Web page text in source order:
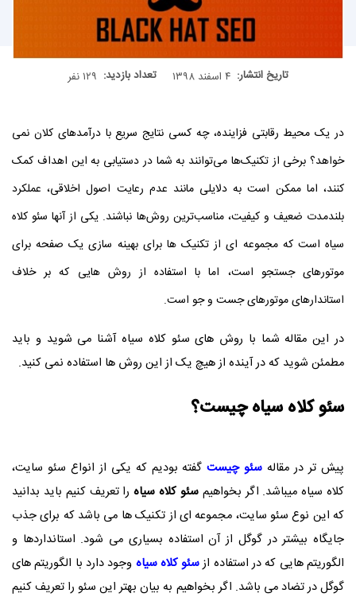
تاریخ انتشار: ۴ اسفند ۱۳۹۸ تعداد بازدید: ۱۲۹ نفر
در یک محیط رقابتی فزاینده، چه کسی نتایج سریع با درآمدهای کلان نمی
خواهد؟ برخی از تکنیک‌ها می‌توانند به شما در دستیابی به این اهداف کمک
کنند، اما ممکن است به دلایلی مانند عدم رعایت اصول اخلاقی، عملکرد
بلندمدت ضعیف و کیفیت، مناسب‌ترین روش‌ها نباشند. یکی از آنها سئو کلاه
سیاه است که مجموعه ای از تکنیک ها برای بهینه سازی یک صفحه برای
موتورهای جستجو است، اما با استفاده از روش هایی که بر خلاف
استاندارهای موتورهای جست و جو است.
در این مقاله شما با روش های سئو کلاه سیاه آشنا می شوید و باید
مطمئن شوید که در آینده از هیچ یک از این روش ها استفاده نمی کنید.
سئو کلاه سیاه چیست؟
پیش تر در مقاله سئو چیستگفته بودیم که یکی از انواع سئو سایت،
کلاه سیاه میباشد. اگر بخواهیمسئو کلاه سیاهرا تعریف کنیم باید بدانید
که این نوع سئو سایت، مجموعه ای از تکنیک ها می باشد که برای جذب
جایگاه بیشتر در گوگل از آن استفاده بسیاری می شود. استانداردها و
الگوریتم هایی که در استفاده ازسئو کلاه سیاه وجود دارد با الگوریتم های
گوگل در تضاد می باشد. اگر بخواهیم به بیان بهتر این سئو را تعریف کنیم